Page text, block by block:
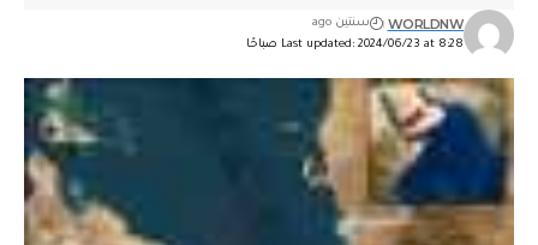
Last updated: 2024/06/23 at 8:28 صباحًا
WORLDNW سنتين ago